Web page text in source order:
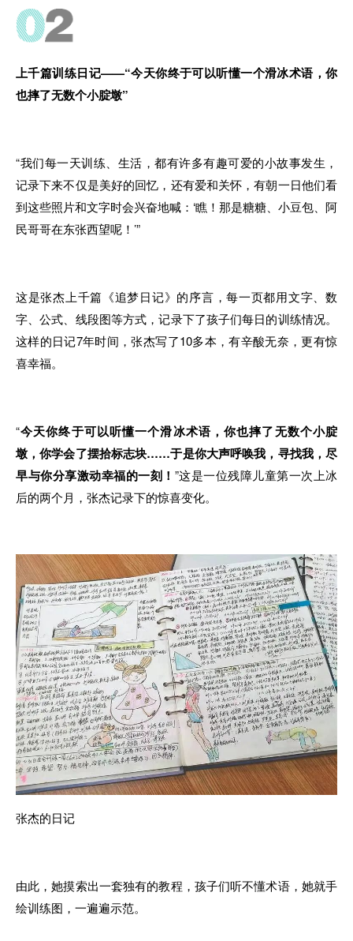
上千篇训练日记——“今天你终于可以听懂一个滑冰术语，你
也摔了无数个小腚墩”
“我们每一天训练、生活，都有许多有趣可爱的小故事发生，
记录下来不仅是美好的回忆，还有爱和关怀，有朝一日他们看
到这些照片和文字时会兴奋地喊：‘瞧！那是糖糖、小豆包、阿
民哥哥在东张西望呢！’”
这是张杰上千篇《追梦日记》的序言，每一页都用文字、数
字、公式、线段图等方式，记录下了孩子们每日的训练情况。
这样的日记7年时间，张杰写了10多本，有辛酸无奈，更有惊
喜幸福。
“今天你终于可以听懂一个滑冰术语，你也摔了无数个小腚
墩，你学会了摆拾标志块……于是你大声呼唤我，寻找我，尽
早与你分享激动幸福的一刻！ ”这是一位残障儿童第一次上冰
后的两个月，张杰记录下的惊喜变化。
张杰的日记
由此，她摸索出一套独有的教程，孩子们听不懂术语，她就手
绘训练图，一遍遍示范。